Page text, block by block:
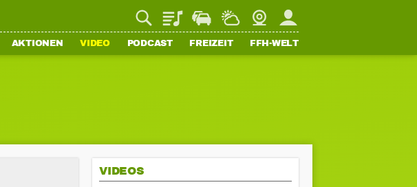
PlaylistStaupilotWetterWebcamMein FFH
AKTIONEN VIDEO PODCAST FREIZEIT FFH-WELT
VIDEOS